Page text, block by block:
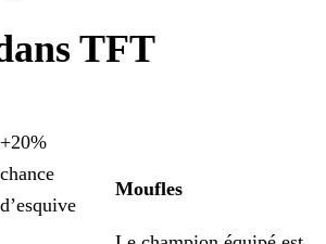
TFT
+20%
chance
d’esquive
Moufles